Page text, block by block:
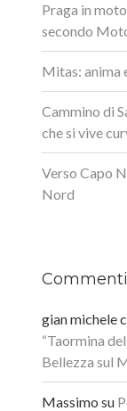
Praga in
secondo
Mitas: anima
Cammino di
che si vive
Verso Capo
Nord
gian michele
“Taormina
Bellezza sul
Massimo su